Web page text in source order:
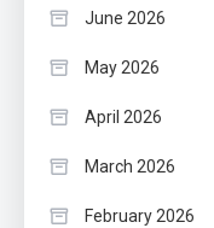
June 2026
May 2026
April 2026
March 2026
February 2026